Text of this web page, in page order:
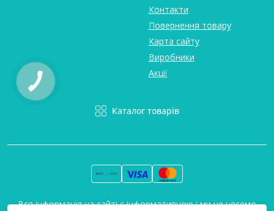
Контакти
Повернення товару
Карта сайту
Виробники
Акції
Каталог товарів
Вся інформація на сайті є інформативною і ми не несемо